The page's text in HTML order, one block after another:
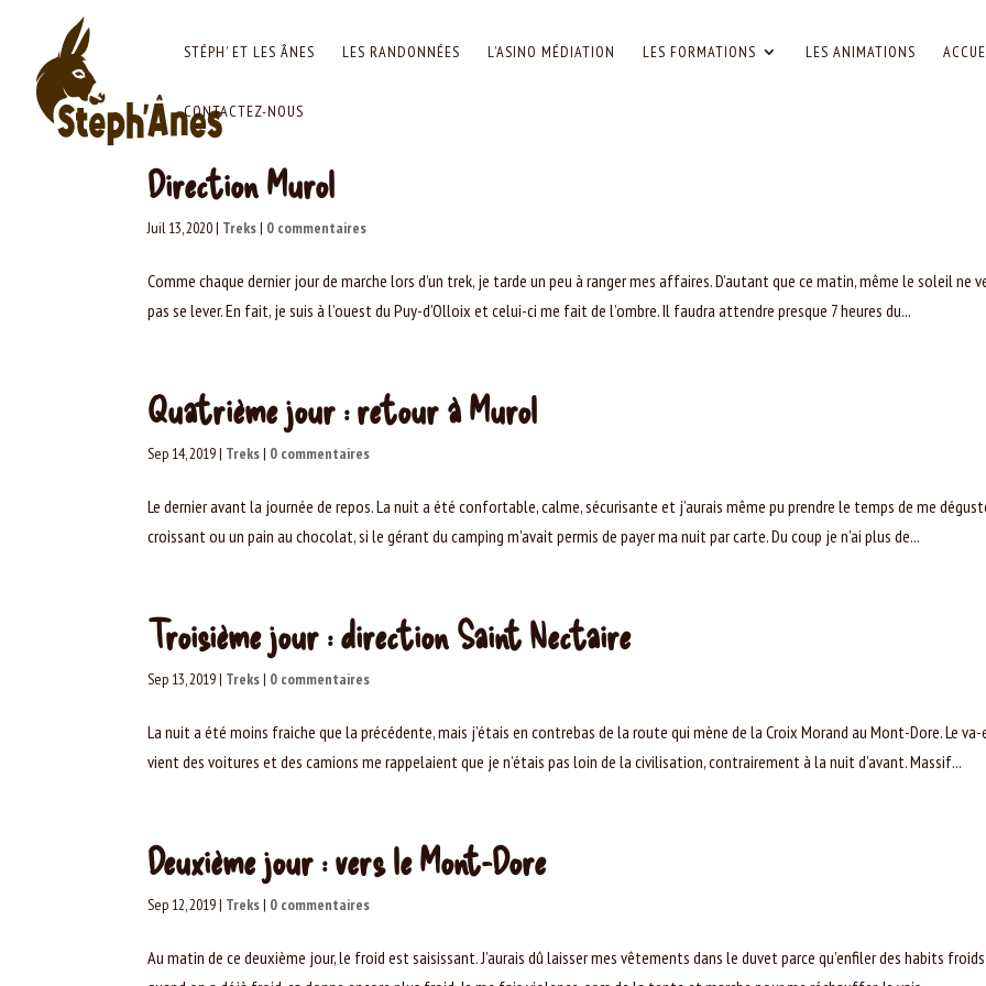
STÉPH’ ET LES ÂNES LES RANDONNÉES L’ASINO MÉDIATION LES FORMATIONS LES ANIMATIONS
CONTACTEZ-NOUS
Direction Murol
Juil 13, 2020| Treks| 0 commentaires
Comme chaque dernier jour de marche lors d’un trek, je tarde un peu à ranger mes affaires. D’autant que ce matin, même le soleil ne
pas se lever. En fait, je suis à l’ouest du Puy-d’Olloix et celui-ci me fait de l’ombre. Il faudra attendre presque 7 heures du...
Quatrième jour : retour à Murol
Sep 14, 2019| Treks| 0 commentaires
Le dernier avant la journée de repos. La nuit a été confortable, calme, sécurisante et j’aurais même pu prendre le temps de me
croissant ou un pain au chocolat, si le gérant du camping m’avait permis de payer ma nuit par carte. Du coup je n’ai plus de...
Troisième jour : direction Saint Nectaire
Sep 13, 2019| Treks| 0 commentaires
La nuit a été moins fraiche que la précédente, mais j’étais en contrebas de la route qui mène de la Croix Morand au Mont-Dore. Le
vient des voitures et des camions me rappelaient que je n’étais pas loin de la civilisation, contrairement à la nuit d’avant. Massif...
Deuxième jour : vers le Mont-Dore
Sep 12, 2019| Treks| 0 commentaires
Au matin de ce deuxième jour, le froid est saisissant. J’aurais dû laisser mes vêtements dans le duvet parce qu’enfiler des habits froids